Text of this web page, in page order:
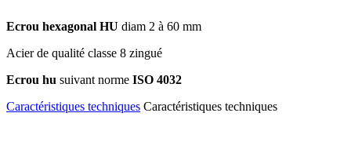
Ecrou hexagonal HU diam 2 à 60 mm
Acier de qualité classe 8 zingué
Ecrou hu suivant norme ISO 4032
Caractéristiques techniques Caractéristiques techniques